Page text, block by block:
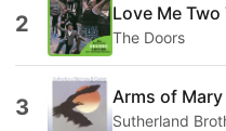
2 Love Me
The Doors
3 Arms of Mary
Sutherland